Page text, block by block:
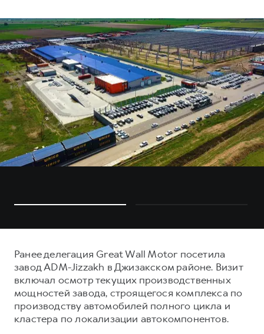
Ранее делегация Great Wall Motor посетила
завод ADM-Jizzakh в Джизакском районе. Визит
включал осмотр текущих производственных
мощностей завода, строящегося комплекса по
производству автомобилей полного цикла и
кластера по локализации автокомпонентов.